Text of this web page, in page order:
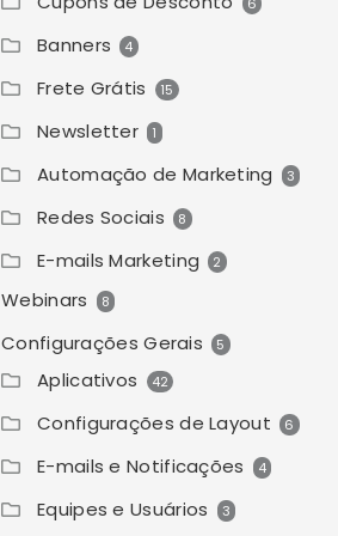
Banners 4
Frete Grátis 15
Newsletter 1
Automação de Marketing 3
Redes Sociais 8
E-mails Marketing 2
Webinars 8
Configurações Gerais 5
Aplicativos 42
Configurações de Layout 6
E-mails e Notificações 4
Equipes e Usuários 3